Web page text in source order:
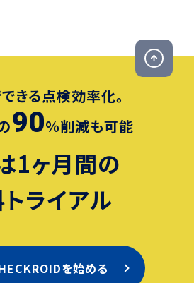
きる点検効率化。
90％削減も可能
1ヶ月間の
ライアル
を始める